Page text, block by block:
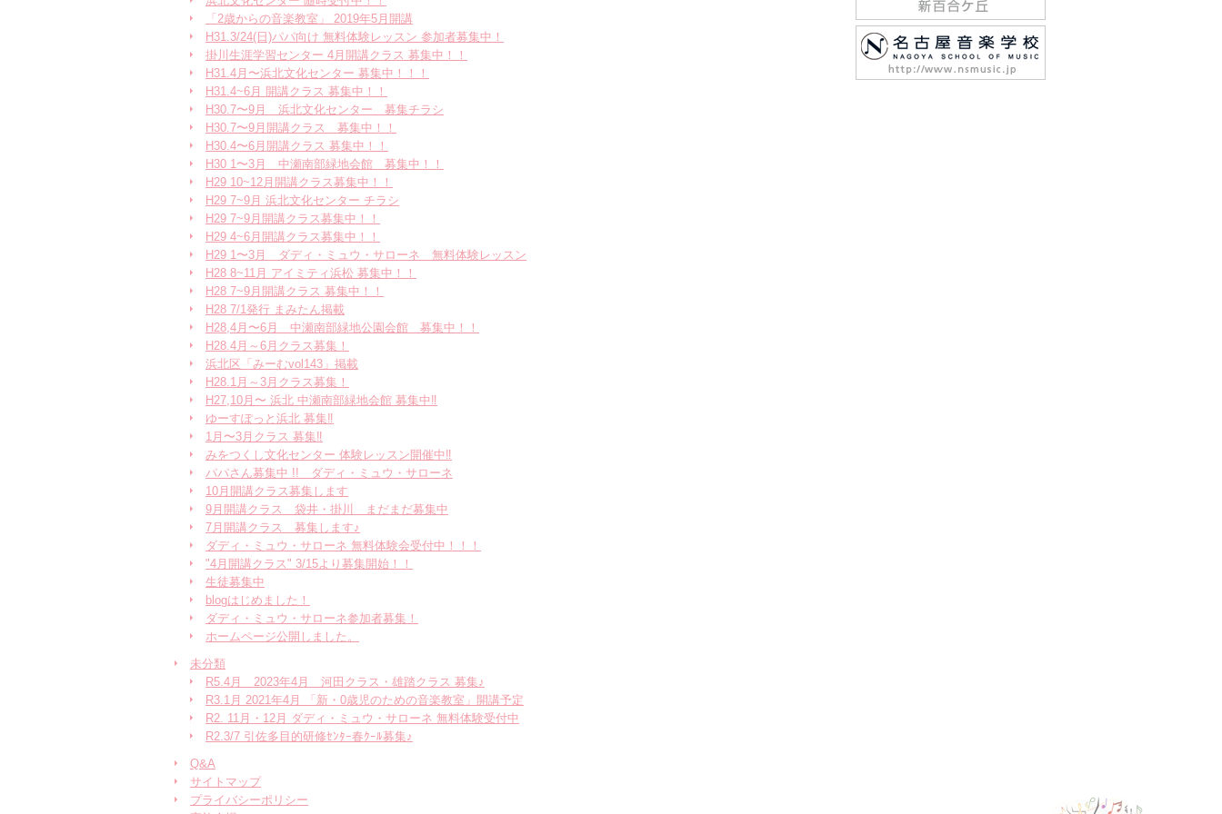
「2歳からの音楽教室」 2019年5月開講
H31.3/24(日)パパ向け 無料体験レッスン 参加者募集中！
掛川生涯学習センター 4月開講クラス 募集中！！
H31.4月〜浜北文化センター 募集中！！！
H31.4~6月 開講クラス 募集中！！
H30.7〜9月 浜北文化センター 募集チラシ
H30.7〜9月開講クラス 募集中！！
H30.4〜6月開講クラス 募集中！！
H30 1〜3月 中瀬南部緑地会館 募集中！！
H29 10~12月開講クラス募集中！！
H29 7~9月 浜北文化センター チラシ
H29 7~9月開講クラス募集中！！
H29 4~6月開講クラス募集中！！
H29 1〜3月 ダディ・ミュウ・サローネ 無料体験レッスン
H28 8~11月 アイミティ浜松 募集中！！
H28 7~9月開講クラス 募集中！！
H28 7/1発行 まみたん掲載
H28,4月〜6月 中瀬南部緑地公園会館 募集中！！
H28.4月～6月クラス募集！
浜北区「みーむvol143」掲載
H28.1月～3月クラス募集！
H27,10月〜 浜北 中瀬南部緑地会館 募集中‼︎
ゆーすぽっと浜北 募集‼︎
1月〜3月クラス 募集‼︎
みをつくし文化センター 体験レッスン開催中‼︎
パパさん募集中 !! ダディ・ミュウ・サローネ
10月開講クラス募集します
9月開講クラス 袋井・掛川 まだまだ募集中
7月開講クラス 募集します♪
ダディ・ミュウ・サローネ 無料体験会受付中！！！
"4月開講クラス" 3/15より募集開始！！
生徒募集中
blogはじめました！
ダディ・ミュウ・サローネ参加者募集！
ホームページ公開しました。
未分類
R5.4月 2023年4月 河田クラス・雄踏クラス 募集♪
R3.1月 2021年4月 「新・0歳児のための音楽教室」開講予定
R2. 11月・12月 ダディ・ミュウ・サローネ 無料体験受付中
R2.3/7 引佐多目的研修ｾﾝﾀｰ春ｸｰﾙ募集♪
Q&A
サイトマップ
プライバシーポリシー